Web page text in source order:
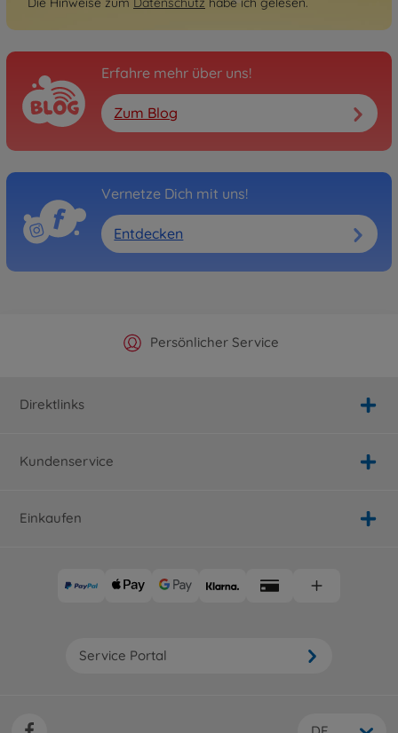
Erfahre mehr über uns!
Zum Blog
Vernetze Dich mit uns!
Entdecken
Offizieller Hersteller Shop
Persönlicher Service
Versandkostenfrei ab 25€
Schnelle Lieferung
Direktlinks
Kundenservice
Einkaufen
Service Portal